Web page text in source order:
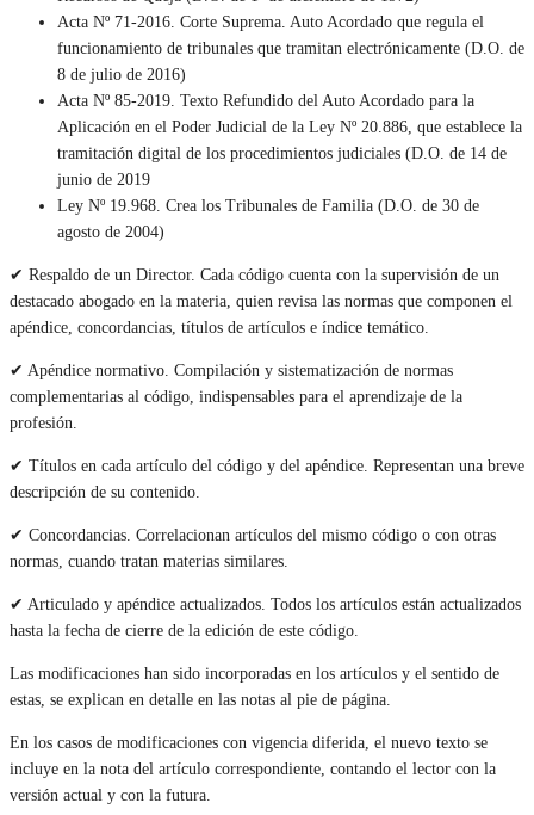
Acta Nº 71-2016. Corte Suprema. Auto Acordado que regula el
funcionamiento de tribunales que tramitan electrónicamente (D.O. de
8 de julio de 2016)
Acta Nº 85-2019. Texto Refundido del Auto Acordado para la
Aplicación en el Poder Judicial de la Ley Nº 20.886, que establece la
tramitación digital de los procedimientos judiciales (D.O. de 14 de
junio de 2019
Ley Nº 19.968. Crea los Tribunales de Familia (D.O. de 30 de
agosto de 2004)
✔ Respaldo de un Director. Cada código cuenta con la supervisión de un
destacado abogado en la materia, quien revisa las normas que componen el
apéndice, concordancias, títulos de artículos e índice temático.
✔ Apéndice normativo. Compilación y sistematización de normas
complementarias al código, indispensables para el aprendizaje de la
profesión.
✔ Títulos en cada artículo del código y del apéndice. Representan una breve
descripción de su contenido.
✔ Concordancias. Correlacionan artículos del mismo código o con otras
normas, cuando tratan materias similares.
✔ Articulado y apéndice actualizados. Todos los artículos están actualizados
hasta la fecha de cierre de la edición de este código.
Las modificaciones han sido incorporadas en los artículos y el sentido de
estas, se explican en detalle en las notas al pie de página.
En los casos de modificaciones con vigencia diferida, el nuevo texto se
incluye en la nota del artículo correspondiente, contando el lector con la
versión actual y con la futura.